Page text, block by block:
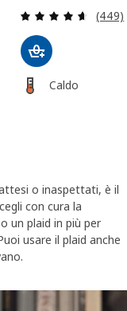
Totale (449)
Caldo
o inaspettati, è il
con cura la
un plaid in più per
usare il plaid anche